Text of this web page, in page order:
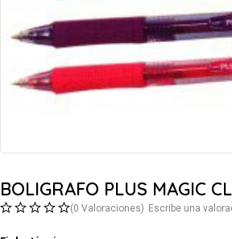
BOLIGRAFO PLUS MAGIC
(0 Valoraciones) Escribe una